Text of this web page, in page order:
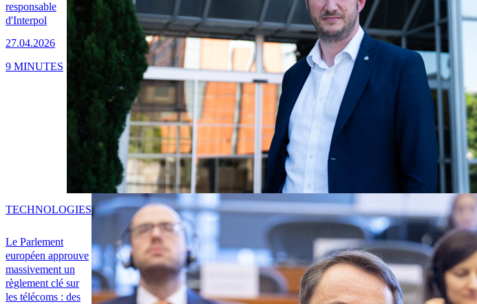
responsable
d'Interpol
27.04.2026
9 MINUTES
Le Parlement
européen approuve
massivement un
règlement clé sur
les télécoms : des
TECHNOLOGIES